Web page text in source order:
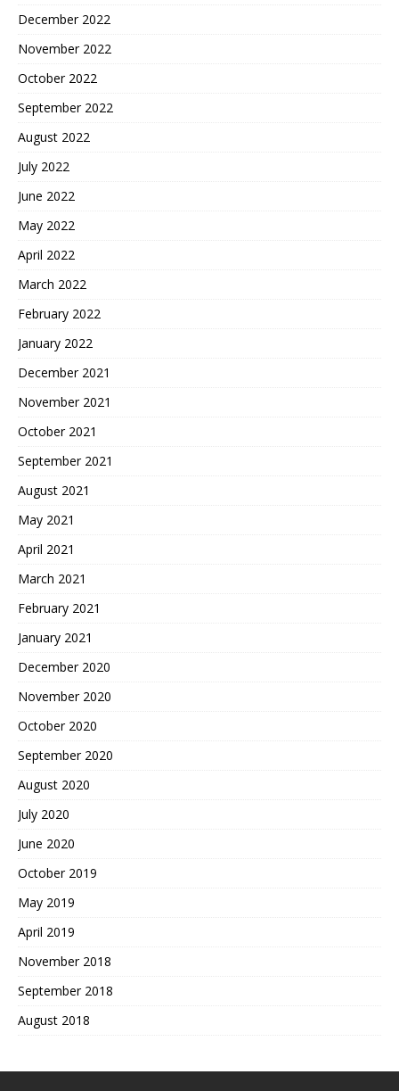
December 2022
November 2022
October 2022
September 2022
August 2022
July 2022
June 2022
May 2022
April 2022
March 2022
February 2022
January 2022
December 2021
November 2021
October 2021
September 2021
August 2021
May 2021
April 2021
March 2021
February 2021
January 2021
December 2020
November 2020
October 2020
September 2020
August 2020
July 2020
June 2020
October 2019
May 2019
April 2019
November 2018
September 2018
August 2018